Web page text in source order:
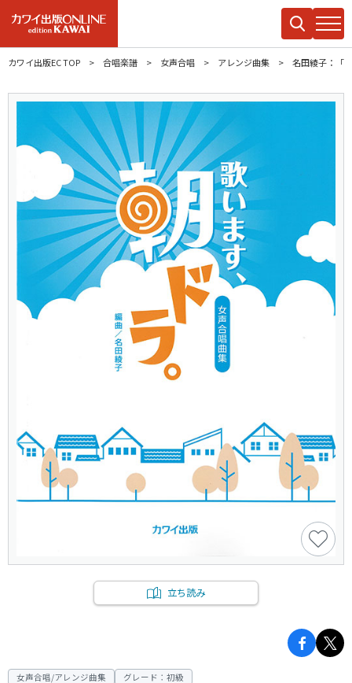
カワイ出版EC TOP 合唱楽譜 女声合唱 アレンジ曲集 名田綾子：「
立ち読み
女声合唱/アレンジ曲集 グレード：初級